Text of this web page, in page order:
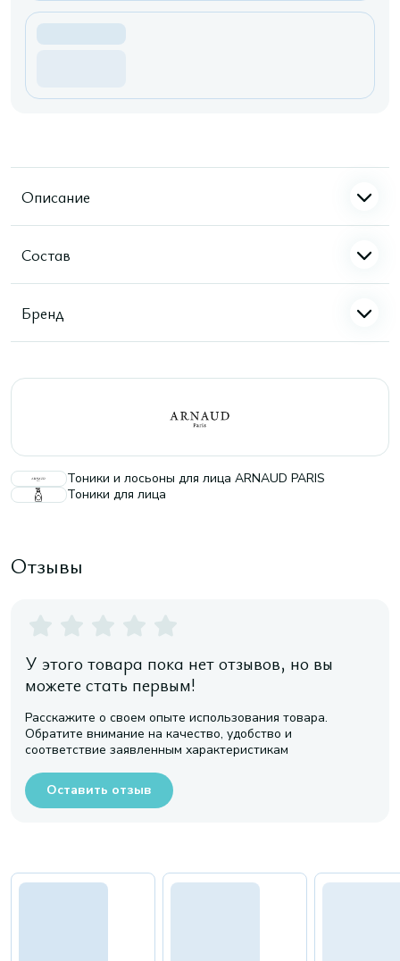
Описание
Состав
Бренд
Тоники и лосьоны для лица ARNAUD PARIS
Тоники для лица
Отзывы
У этого товара пока нет отзывов, но вы
можете стать первым!
Расскажите о своем опыте использования товара.
Обратите внимание на качество, удобство и
соответствие заявленным характеристикам
Оставить отзыв